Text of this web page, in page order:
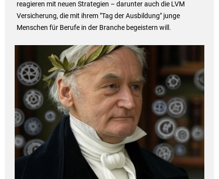
reagieren mit neuen Strategien – darunter auch die LVM
Versicherung, die mit ihrem "Tag der Ausbildung" junge
Menschen für Berufe in der Branche begeistern will.